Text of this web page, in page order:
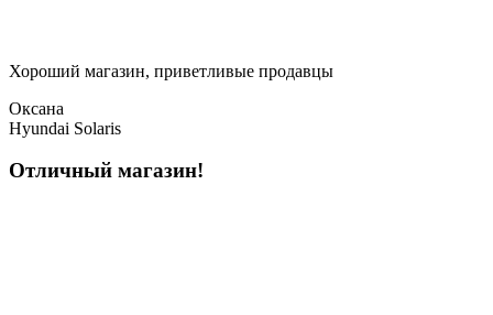
Хороший магазин, приветливые продавцы
Оксана
Hyundai Solaris
Отличный магазин!